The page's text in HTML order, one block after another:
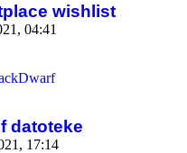
wishlist
04:41
datoteke
17:14